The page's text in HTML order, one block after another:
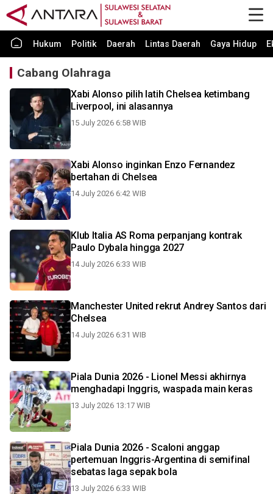
Hukum Politik Daerah Lintas Daerah Gaya Hidup
Cabang Olahraga
Xabi Alonso pilih latih Chelsea ketimbang
Liverpool, ini alasannya
15 July 2026 6:58 WIB
Xabi Alonso inginkan Enzo Fernandez
bertahan di Chelsea
14 July 2026 6:42 WIB
Klub Italia AS Roma perpanjang kontrak
Paulo Dybala hingga 2027
14 July 2026 6:33 WIB
Manchester United rekrut Andrey Santos dari
Chelsea
14 July 2026 6:31 WIB
Piala Dunia 2026 - Lionel Messi akhirnya
menghadapi Inggris, waspada main keras
13 July 2026 13:17 WIB
Piala Dunia 2026 - Scaloni anggap
pertemuan Inggris-Argentina di semifinal
sebatas laga sepak bola
13 July 2026 6:33 WIB